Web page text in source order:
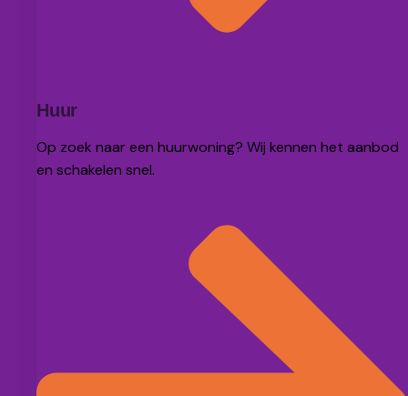
Huur
Op zoek naar een huurwoning? Wij kennen het aanbod
en schakelen snel.